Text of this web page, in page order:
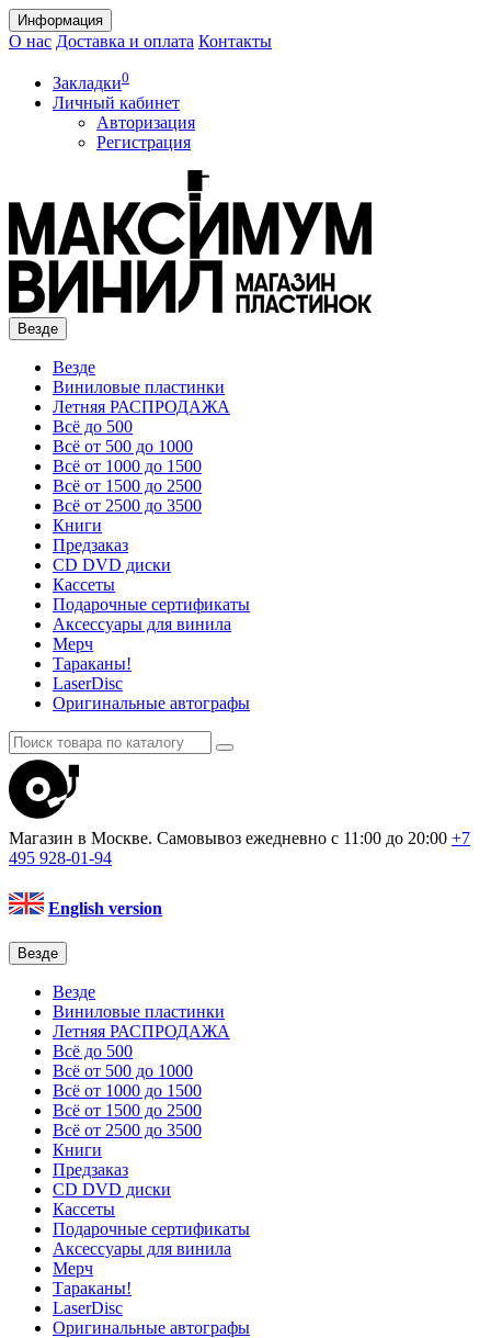
Информация
О нас Доставка и оплата Контакты
Закладки0
Личный кабинет
Авторизация
Регистрация
Везде
Везде
Виниловые пластинки
Летняя РАСПРОДАЖА
Всё до 500
Всё от 500 до 1000
Всё от 1000 до 1500
Всё от 1500 до 2500
Всё от 2500 до 3500
Книги
Предзаказ
CD DVD диски
Кассеты
Подарочные сертификаты
Аксессуары для винила
Мерч
Тараканы!
LaserDisc
Оригинальные автографы
Магазин в Москве. Самовывоз ежедневно с 11:00 до 20:00 +7
495 928-01-94
English version
Везде
Везде
Виниловые пластинки
Летняя РАСПРОДАЖА
Всё до 500
Всё от 500 до 1000
Всё от 1000 до 1500
Всё от 1500 до 2500
Всё от 2500 до 3500
Книги
Предзаказ
CD DVD диски
Кассеты
Подарочные сертификаты
Аксессуары для винила
Мерч
Тараканы!
LaserDisc
Оригинальные автографы